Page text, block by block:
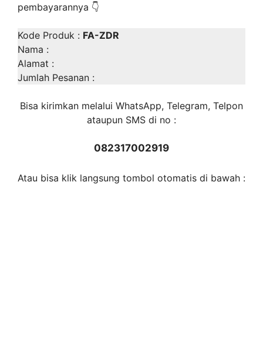
pembayarannya 👇
Kode Produk : FA-ZDR
Nama :
Alamat :
Jumlah Pesanan :
Bisa kirimkan melalui WhatsApp, Telegram, Telpon
ataupun SMS di no :
082317002919
Atau bisa klik langsung tombol otomatis di bawah :